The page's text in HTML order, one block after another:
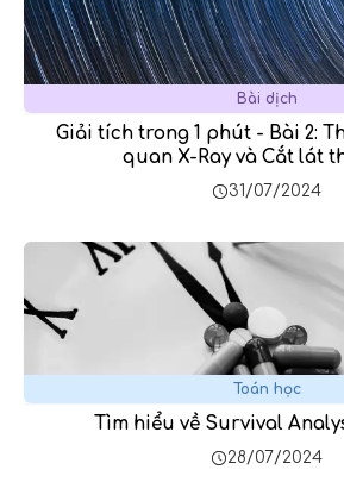
Bài dịch
Giải tích trong 1 phút - Bài 2:
quan X-Ray và Cắt lát
31/07/2024
Toán học
Tìm hiểu về Survival
28/07/2024